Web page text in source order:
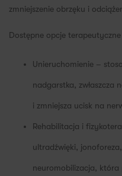
zmniejszenie obrzęku i
Dostępne opcje
Unieruchomienie –
nadgarstka, zwłaszcza
i zmniejsza ucisk na
Rehabilitacja i
ultradźwięki,
neuromobilizacja,